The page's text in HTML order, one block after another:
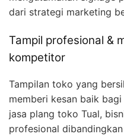
dari strategi marketing
Tampil profesional &
kompetitor
Tampilan toko yang
memberi kesan baik
jasa plang toko Tual,
profesional